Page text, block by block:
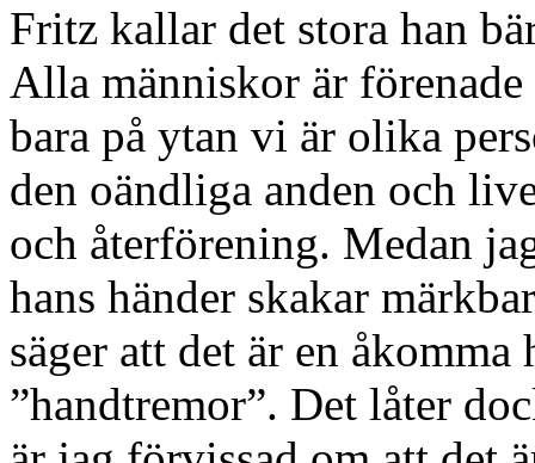
Fritz kallar det stora han
Alla människor är
bara på ytan vi är olika
den oändliga anden och
och återförening. Medan
hans händer skakar
säger att det är en
”handtremor”. Det låter